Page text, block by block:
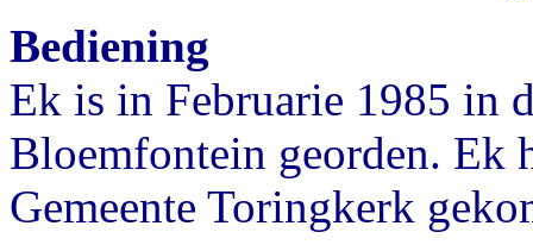
Bediening
Ek is in Februarie 1985 in
Bloemfontein georden. Ek
Gemeente Toringkerk